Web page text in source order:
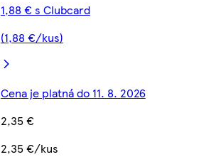
1,88 € s Clubcard
(1,88 €/kus)
Cena je platná do 11. 8. 2026
2,35 €
2,35 €/kus